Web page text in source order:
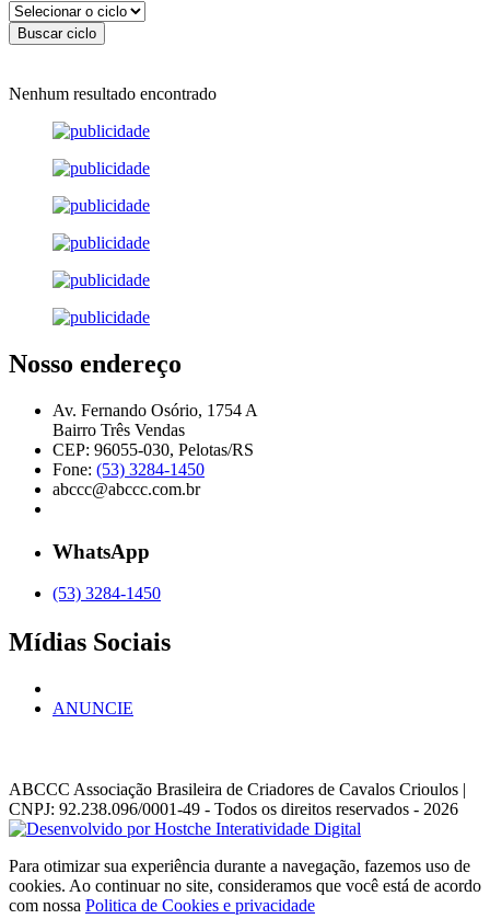
Nenhum resultado encontrado
Nosso endereço
Av. Fernando Osório, 1754 A
Bairro Três Vendas
CEP: 96055-030, Pelotas/RS
Fone: (53) 3284-1450
abccc@abccc.com.br
WhatsApp
(53) 3284-1450
Mídias Sociais
ANUNCIE
ABCCC Associação Brasileira de Criadores de Cavalos Crioulos |
CNPJ: 92.238.096/0001-49 - Todos os direitos reservados - 2026
Para otimizar sua experiência durante a navegação, fazemos uso de
cookies. Ao continuar no site, consideramos que você está de acordo
com nossa Politica de Cookies e privacidade